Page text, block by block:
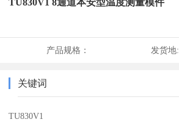
TU830V1 8通道本安型温度测量模件
产品规格： 发货地:
关键词
TU830V1